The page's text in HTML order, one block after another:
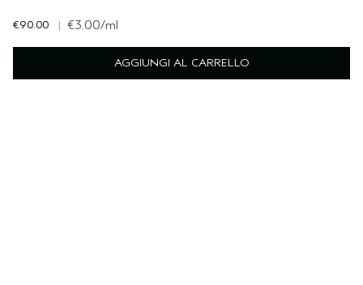
€90.00 | €3.00/ml
AGGIUNGI AL CARRELLO